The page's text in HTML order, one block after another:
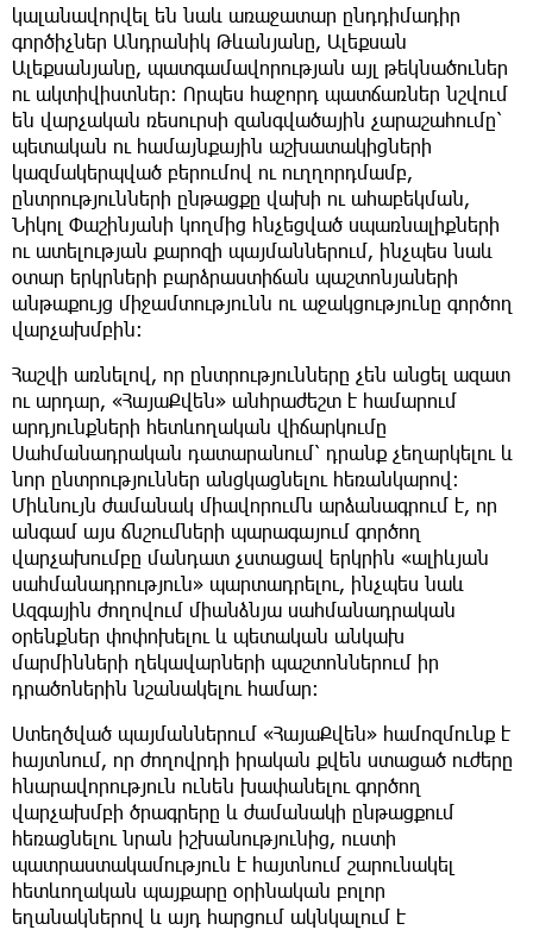
կալանավորվել են նաև առաջատար ընդդիմադիր
գործիչներ Անդրանիկ Թևանյանը, Ալեքսան
Ալեքսանյանը, պատգամավորության այլ թեկնածուներ
ու ակտիվիստներ։ Որպես հաջորդ պատճառներ նշվում
են վարչական ռեսուրսի զանգվածային չարաշահումը՝
պետական ու համայնքային աշխատակիցների
կազմակերպված բերումով ու ուղղորդմամբ,
ընտրությունների ընթացքը վախի ու ահաբեկման,
Նիկոլ Փաշինյանի կողմից հնչեցված սպառնալիքների
ու ատելության քարոզի պայմաններում, ինչպես նաև
օտար երկրների բարձրաստիճան պաշտոնյաների
անթաքույց միջամտությունն ու աջակցությունը գործող
վարչախմբին։
Հաշվի առնելով, որ ընտրությունները չեն անցել ազատ
ու արդար, «ՀայաՔվեն» անհրաժեշտ է համարում
արդյունքների հետևողական վիճարկումը
Սահմանադրական դատարանում՝ դրանք չեղարկելու և
նոր ընտրություններ անցկացնելու հեռանկարով։
Միևնույն ժամանակ միավորումն արձանագրում է, որ
անգամ այս ճնշումների պարագայում գործող
վարչախումբը մանդատ չստացավ երկրին «ալիևյան
սահմանադրություն» պարտադրելու, ինչպես նաև
Ազգային ժողովում միանձնյա սահմանադրական
օրենքներ փոփոխելու և պետական անկախ
մարմինների ղեկավարների պաշտոններում իր
դրածոներին նշանակելու համար։
Ստեղծված պայմաններում «ՀայաՔվեն» համոզմունք է
հայտնում, որ ժողովրդի իրական քվեն ստացած ուժերը
հնարավորություն ունեն խափանելու գործող
վարչախմբի ծրագրերը և ժամանակի ընթացքում
հեռացնելու նրան իշխանությունից, ուստի
պատրաստակամություն է հայտնում շարունակել
հետևողական պայքարը օրինական բոլոր
եղանակներով և այդ հարցում ակնկալում է